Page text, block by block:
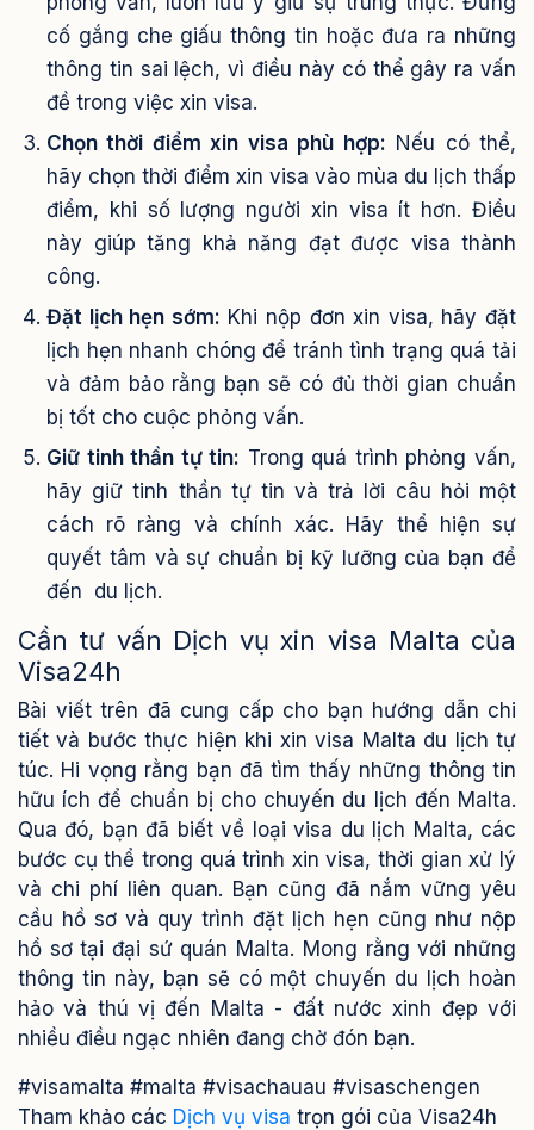
cố gắng che giấu thông tin hoặc đưa ra những
thông tin sai lệch, vì điều này có thể gây ra vấn
đề trong việc xin visa.
Chọn thời điểm xin visa phù hợp: Nếu có thể,
hãy chọn thời điểm xin visa vào mùa du lịch thấp
điểm, khi số lượng người xin visa ít hơn. Điều
này giúp tăng khả năng đạt được visa thành
công.
Đặt lịch hẹn sớm: Khi nộp đơn xin visa, hãy đặt
lịch hẹn nhanh chóng để tránh tình trạng quá tải
và đảm bảo rằng bạn sẽ có đủ thời gian chuẩn
bị tốt cho cuộc phỏng vấn.
Giữ tinh thần tự tin: Trong quá trình phỏng vấn,
hãy giữ tinh thần tự tin và trả lời câu hỏi một
cách rõ ràng và chính xác. Hãy thể hiện sự
quyết tâm và sự chuẩn bị kỹ lưỡng của bạn để
đến du lịch.
Cần tư vấn Dịch vụ xin visa Malta của
Visa24h
Bài viết trên đã cung cấp cho bạn hướng dẫn chi
tiết và bước thực hiện khi xin visa Malta du lịch tự
túc. Hi vọng rằng bạn đã tìm thấy những thông tin
hữu ích để chuẩn bị cho chuyến du lịch đến Malta.
Qua đó, bạn đã biết về loại visa du lịch Malta, các
bước cụ thể trong quá trình xin visa, thời gian xử lý
và chi phí liên quan. Bạn cũng đã nắm vững yêu
cầu hồ sơ và quy trình đặt lịch hẹn cũng như nộp
hồ sơ tại đại sứ quán Malta. Mong rằng với những
thông tin này, bạn sẽ có một chuyến du lịch hoàn
hảo và thú vị đến Malta - đất nước xinh đẹp với
nhiều điều ngạc nhiên đang chờ đón bạn.
#visamalta #malta #visachauau #visaschengen
Tham khảo các Dịch vụ visa trọn gói của Visa24h